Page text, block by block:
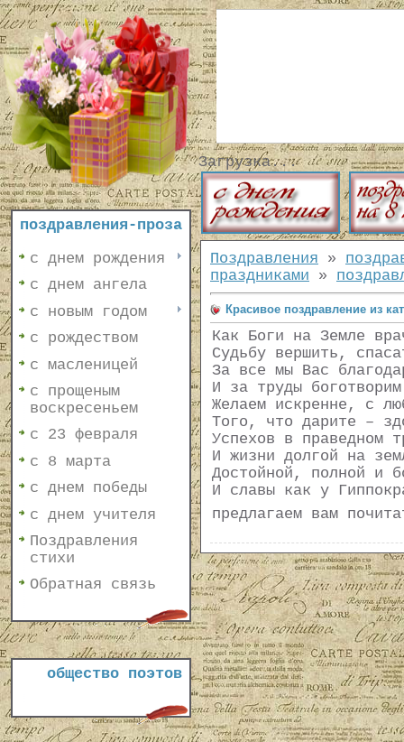
поздравления-проза
с днем рождения
с днем ангела
с новым годом
с рождеством
с масленицей
с прощеным
воскресеньем
с 23 февраля
с 8 марта
с днем победы
с днем учителя
Поздравления
стихи
Обратная связь
общество поэтов
Загрузка...
Поздравления »
праздниками »
Красивое поздравление из
Как Боги на Земле
Судьбу вершить,
За все мы Вас
И за труды
Желаем искренне, с
Того, что дарите –
Успехов в праведном
И жизни долгой на
Достойной, полной и
И славы как у
предлагаем вам